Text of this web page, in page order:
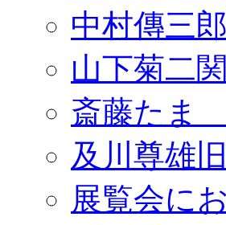
中村傳三
山下菊二
斎藤たま
及川尊雄
展覧会に